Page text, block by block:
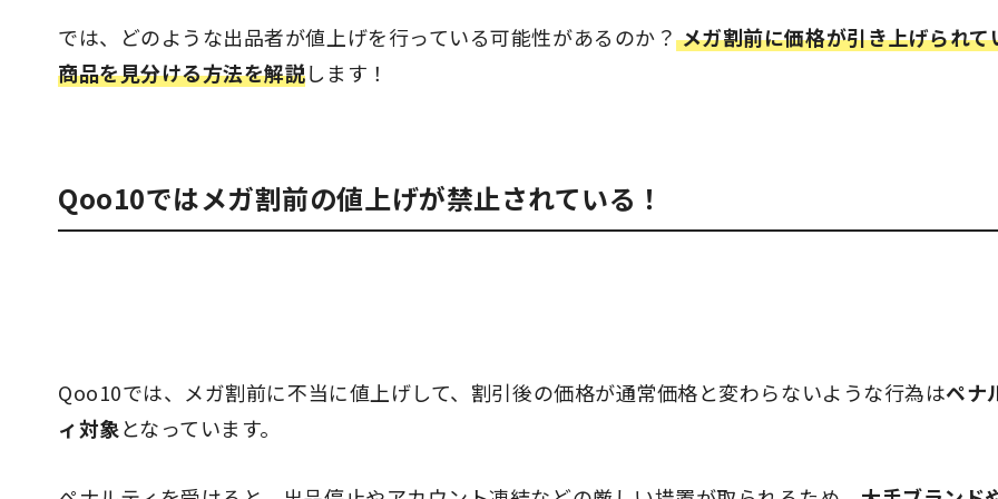
では、どのような出品者が値上げを行っている可能性があるのか？メガ割前に価格が引き上げられて
商品を見分ける方法を解説します！
Qoo10ではメガ割前の値上げが禁止されている！
Qoo10では、メガ割前に不当に値上げして、割引後の価格が通常価格と変わらないような行為はペナ
ィ対象となっています。